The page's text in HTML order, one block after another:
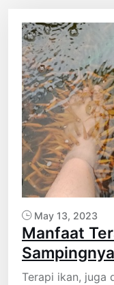
May 13, 2023
Manfaat
Sampingnya
Terapi ikan, juga